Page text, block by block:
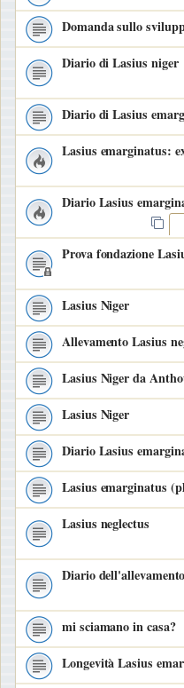
Domanda sullo
Diario di Lasius niger
Diario di Lasius
Lasius emarginatus:
Diario Lasius
Prova fondazione
Lasius Niger
Allevamento Lasius
Lasius Niger da
Lasius Niger
Diario Lasius
Lasius emarginatus
Lasius neglectus
Diario
mi sciamano in casa?
Longevità Lasius